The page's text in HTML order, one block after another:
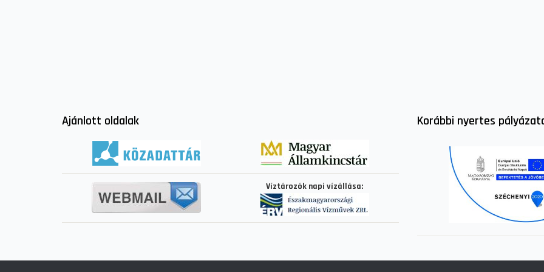
Ajánlott oldalak
Víztározók napi vízállása:
Korábbi nyertes